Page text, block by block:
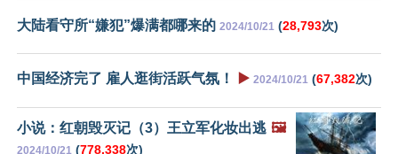
大陆看守所“嫌犯”爆满都哪来的 2024/10/21 (28,793次)
中国经济完了 雇人逛街活跃气氛！ ▶️ 2024/10/21 (67,382次)
小说：红朝毁灭记（3）王立军化妆出逃 🖼️
2024/10/21 (778,338次)